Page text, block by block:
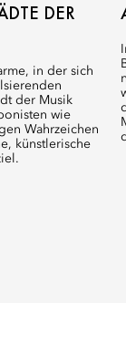
DER
in der sich
der Musik
wie
Wahrzeichen
künstlerische